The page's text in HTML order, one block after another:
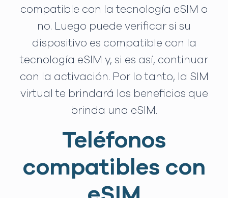
compatible con la tecnología eSIM o
no. Luego puede verificar si su
dispositivo es compatible con la
tecnología eSIM y, si es así, continuar
con la activación. Por lo tanto, la SIM
virtual te brindará los beneficios que
brinda una eSIM.
Teléfonos
compatibles con